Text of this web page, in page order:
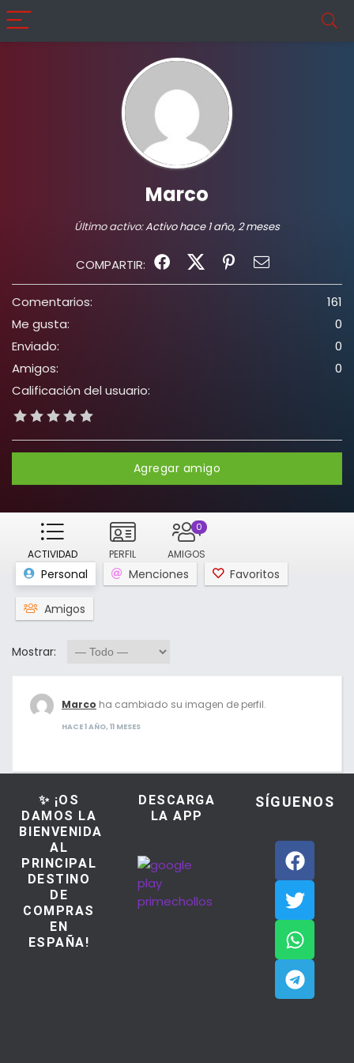
Marco
Último activo:Activo hace 1 año, 2 meses
COMPARTIR:
Comentarios:
161
Me gusta:
0
Enviado:
0
Amigos:
0
Calificación del usuario:
Agregar amigo
ACTIVIDAD PERFIL AMIGOS
0
Personal Menciones Favoritos
Amigos
Mostrar:
Marco ha cambiado su imagen de perfil.
HACE 1 AÑO, 11 MESES
✨ ¡OS
DAMOS LA
BIENVENIDA
AL
PRINCIPAL
DESTINO
DE
COMPRAS
EN
ESPAÑA!
DESCARGA
LA APP
SÍGUENOS